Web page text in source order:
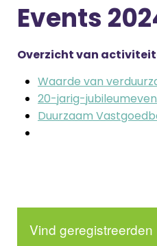
Events
Overzicht van
Waarde van
20-jarig-
Duurzaam
Vind geregistreerden